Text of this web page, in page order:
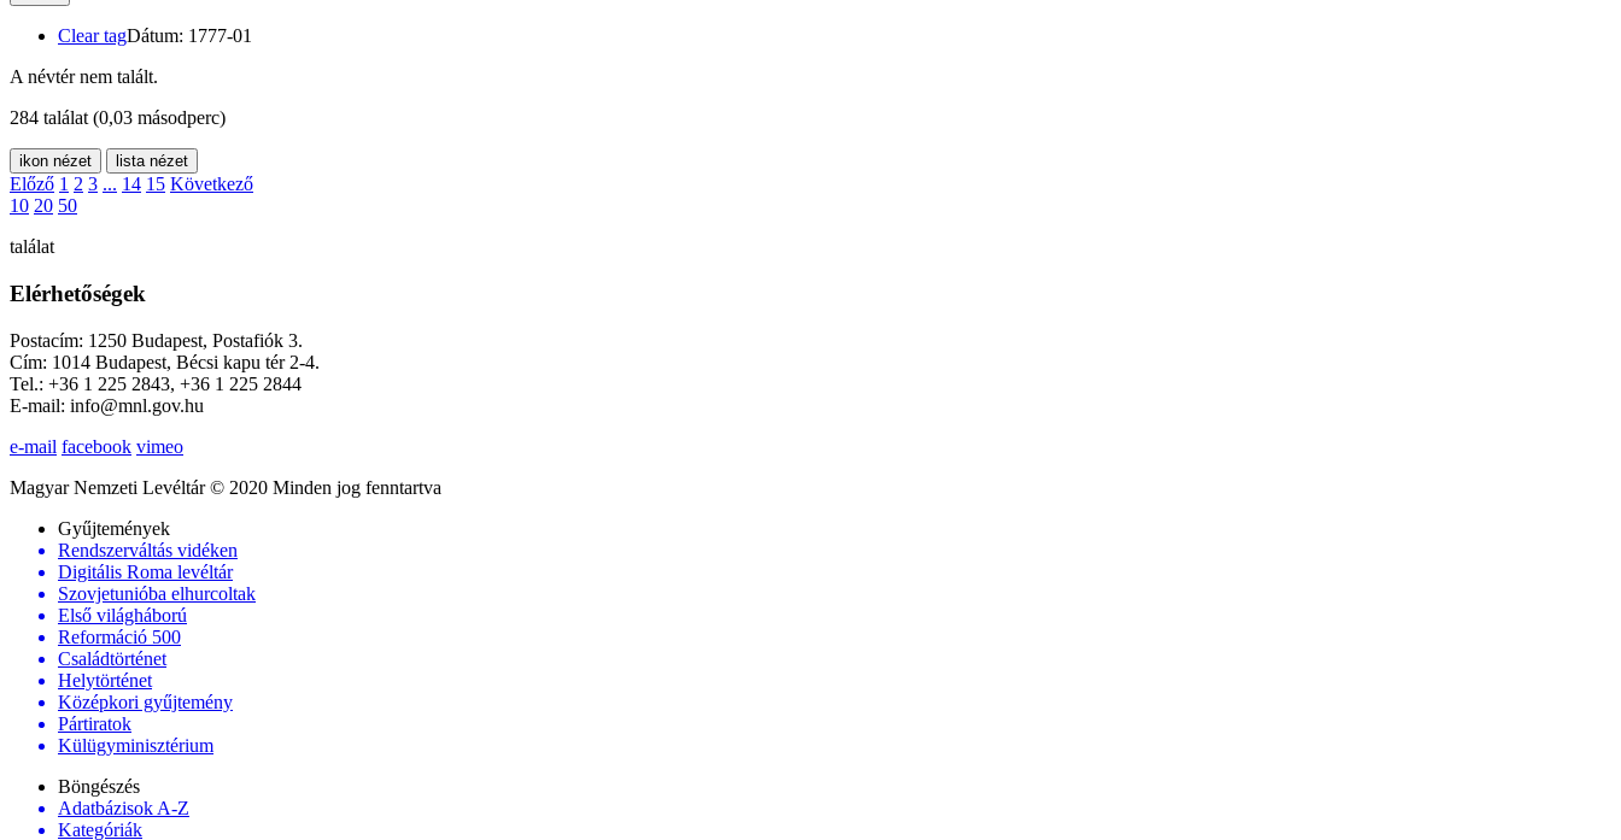
Clear tagDátum: 1777-01
A névtér nem talált.
284 találat (0,03 másodperc)
ikon nézet lista nézet
Előző 1 2 3 ... 14 15 Következő
10 20 50
találat
Elérhetőségek
Postacím: 1250 Budapest, Postafiók 3.
Cím: 1014 Budapest, Bécsi kapu tér 2-4.
Tel.: +36 1 225 2843, +36 1 225 2844
E-mail: info@mnl.gov.hu
e-mail facebook vimeo
Magyar Nemzeti Levéltár © 2020 Minden jog fenntartva
Gyűjtemények
Rendszerváltás vidéken
Digitális Roma levéltár
Szovjetunióba elhurcoltak
Első világháború
Reformáció 500
Családtörténet
Helytörténet
Középkori gyűjtemény
Pártiratok
Külügyminisztérium
Böngészés
Adatbázisok A-Z
Kategóriák